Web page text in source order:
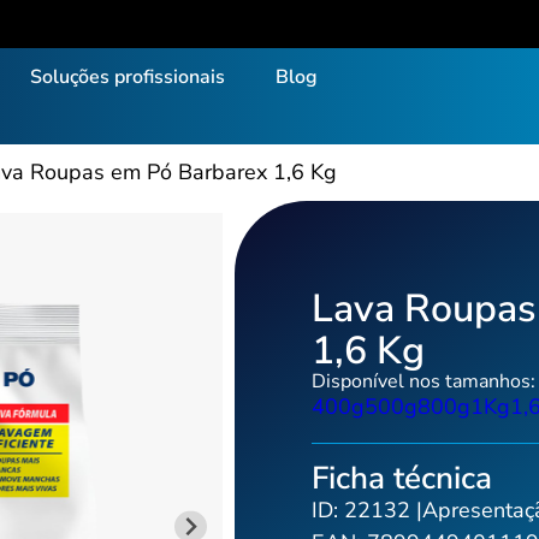
Soluções profissionais Blog
sem Cloro
Concentrado
Líquida
Higienizador de Mãos
Lava Roupas em Pó
Lava Roupas
Limpa Alumínio
Limpa Pedras
Limpa Piso
Limpador
Limpador
Limpa Vidros
Roupas em Pó Barbarex 1,6 Kg
Lava
1,6 Kg
Disponível nos tamanhos:
400g500g800g1Kg
Ficha técnica
ID: 22132 |